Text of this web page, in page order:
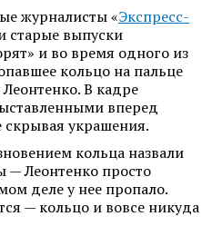
журналисты «Экспресс-
старые выпуски
и во время одного из
кольцо на пальце
В кадре
вперед
скрывая украшения.
кольца назвали
— Леонтенко просто
деле у нее пропало.
— кольцо и вовсе никуда